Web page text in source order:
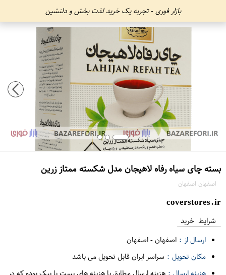
بازار فوری - تجربه یک خرید لذت بخش و دلنشین
بسته چای سیاه رفاه لاهیجان مدل شکسته ممتاز زرین
اصفهان اصفهان
coverstores.ir
شرایط خرید
ارسال از : اصفهان-اصفهان
مکان تحویل : سراسر ایران قابل تحویل می باشد